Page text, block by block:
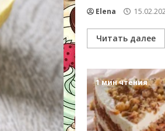
Elena
Читать далее
1 мин чтения